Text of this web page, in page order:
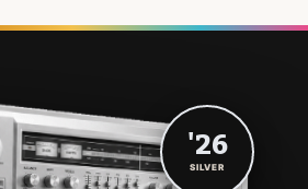
'26
SILVER